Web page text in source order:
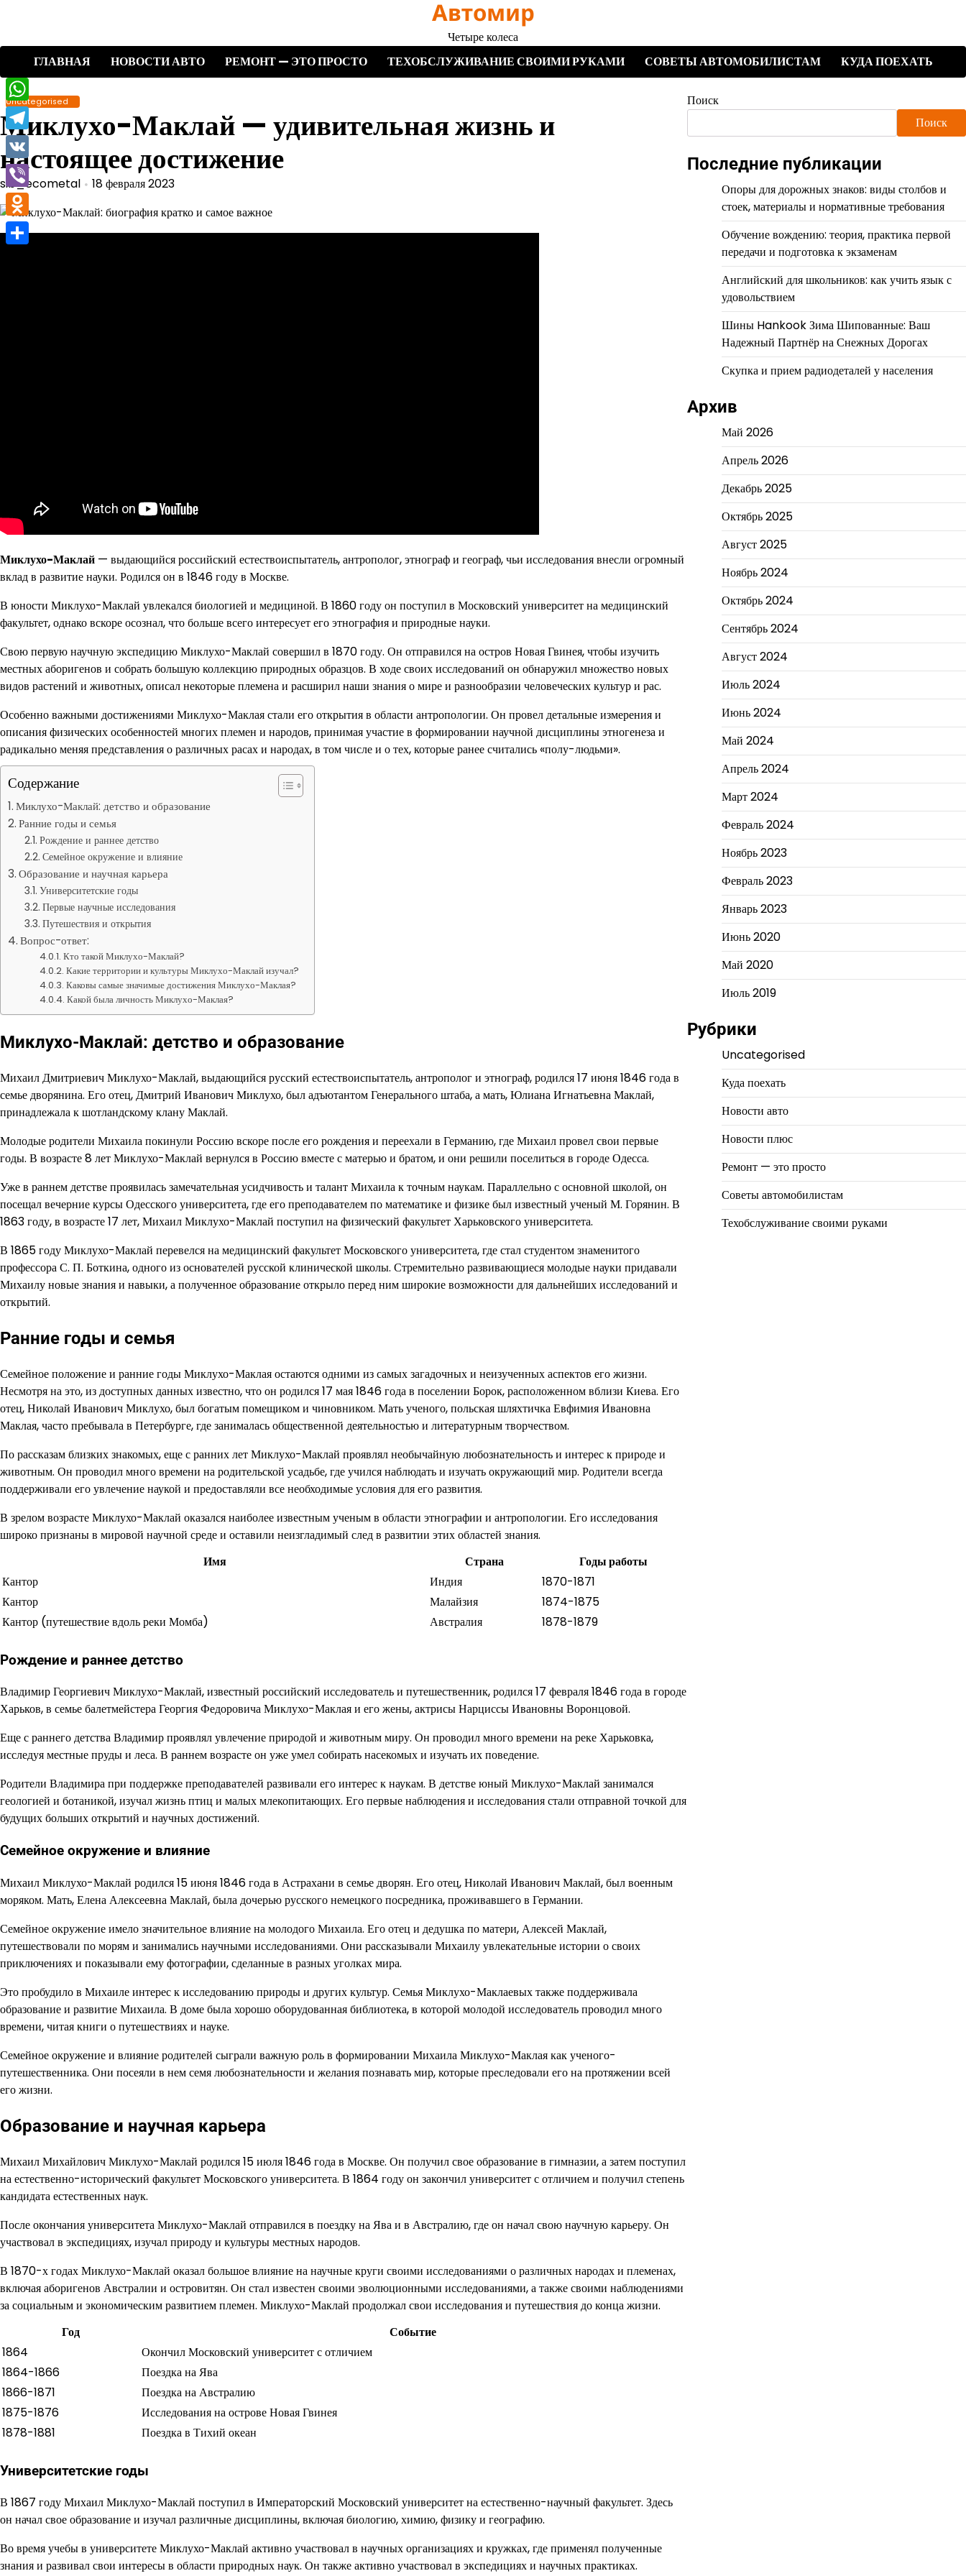
содержимому
Автомир
Четыре колеса
ГЛАВНАЯ
НОВОСТИ АВТО РЕМОНТ — ЭТО ПРОСТО ТЕХОБСЛУЖИВАНИЕ СВОИМИ РУКАМИ СОВЕТЫ АВТОМОБИЛИСТАМ КУДА ПОЕХАТЬ
Uncategorised
Миклухо-Маклай — удивительная жизнь и
настоящее достижение
sib_ecometal 18 февраля 2023
Миклухо-Маклай — выдающийся российский естествоиспытатель, антрополог, этнограф и географ, чьи исследования внесли огромный
вклад в развитие науки. Родился он в 1846 году в Москве.
В юности Миклухо-Маклай увлекался биологией и медициной. В 1860 году он поступил в Московский университет на медицинский
факультет, однако вскоре осознал, что больше всего интересует его этнография и природные науки.
Свою первую научную экспедицию Миклухо-Маклай совершил в 1870 году. Он отправился на остров Новая Гвинея, чтобы изучить
местных аборигенов и собрать большую коллекцию природных образцов. В ходе своих исследований он обнаружил множество новых
видов растений и животных, описал некоторые племена и расширил наши знания о мире и разнообразии человеческих культур и рас.
Особенно важными достижениями Миклухо-Маклая стали его открытия в области антропологии. Он провел детальные измерения и
описания физических особенностей многих племен и народов, принимая участие в формировании научной дисциплины этногенеза и
радикально меняя представления о различных расах и народах, в том числе и о тех, которые ранее считались «полу-людьми».
Содержание
Миклухо-Маклай: детство и образование
Ранние годы и семья
Рождение и раннее детство
Семейное окружение и влияние
Образование и научная карьера
Университетские годы
Первые научные исследования
Путешествия и открытия
Вопрос-ответ:
Кто такой Миклухо-Маклай?
Какие территории и культуры Миклухо-Маклай изучал?
Каковы самые значимые достижения Миклухо-Маклая?
Какой была личность Миклухо-Маклая?
Миклухо-Маклай: детство и образование
Михаил Дмитриевич Миклухо-Маклай, выдающийся русский естествоиспытатель, антрополог и этнограф, родился 17 июня 1846 года в
семье дворянина. Его отец, Дмитрий Иванович Миклухо, был адъютантом Генерального штаба, а мать, Юлиана Игнатьевна Маклай,
принадлежала к шотландскому клану Маклай.
Молодые родители Михаила покинули Россию вскоре после его рождения и переехали в Германию, где Михаил провел свои первые
годы. В возрасте 8 лет Миклухо-Маклай вернулся в Россию вместе с матерью и братом, и они решили поселиться в городе Одесса.
Уже в раннем детстве проявилась замечательная усидчивость и талант Михаила к точным наукам. Параллельно с основной школой, он
посещал вечерние курсы Одесского университета, где его преподавателем по математике и физике был известный ученый М. Горянин. В
1863 году, в возрасте 17 лет, Михаил Миклухо-Маклай поступил на физический факультет Харьковского университета.
В 1865 году Миклухо-Маклай перевелся на медицинский факультет Московского университета, где стал студентом знаменитого
профессора С. П. Боткина, одного из основателей русской клинической школы. Стремительно развивающиеся молодые науки придавали
Михаилу новые знания и навыки, а полученное образование открыло перед ним широкие возможности для дальнейших исследований и
открытий.
Ранние годы и семья
Семейное положение и ранние годы Миклухо-Маклая остаются одними из самых загадочных и неизученных аспектов его жизни.
Несмотря на это, из доступных данных известно, что он родился 17 мая 1846 года в поселении Борок, расположенном вблизи Киева. Его
отец, Николай Иванович Миклухо, был богатым помещиком и чиновником. Мать ученого, польская шляхтичка Евфимия Ивановна
Маклая, часто пребывала в Петербурге, где занималась общественной деятельностью и литературным творчеством.
По рассказам близких знакомых, еще с ранних лет Миклухо-Маклай проявлял необычайную любознательность и интерес к природе и
животным. Он проводил много времени на родительской усадьбе, где учился наблюдать и изучать окружающий мир. Родители всегда
поддерживали его увлечение наукой и предоставляли все необходимые условия для его развития.
В зрелом возрасте Миклухо-Маклай оказался наиболее известным ученым в области этнографии и антропологии. Его исследования
широко признаны в мировой научной среде и оставили неизгладимый след в развитии этих областей знания.
Имя
Страна
Годы работы
Кантор
Индия
1870-1871
Кантор
Малайзия
1874-1875
Кантор (путешествие вдоль реки Момба)
Австралия 1878-1879
Рождение и раннее детство
Владимир Георгиевич Миклухо-Маклай, известный российский исследователь и путешественник, родился 17 февраля 1846 года в городе
Харьков, в семье балетмейстера Георгия Федоровича Миклухо-Маклая и его жены, актрисы Нарциссы Ивановны Воронцовой.
Еще с раннего детства Владимир проявлял увлечение природой и животным миру. Он проводил много времени на реке Харьковка,
исследуя местные пруды и леса. В раннем возрасте он уже умел собирать насекомых и изучать их поведение.
Родители Владимира при поддержке преподавателей развивали его интерес к наукам. В детстве юный Миклухо-Маклай занимался
геологией и ботаникой, изучал жизнь птиц и малых млекопитающих. Его первые наблюдения и исследования стали отправной точкой для
будущих больших открытий и научных достижений.
Семейное окружение и влияние
Михаил Миклухо-Маклай родился 15 июня 1846 года в Астрахани в семье дворян. Его отец, Николай Иванович Маклай, был военным
моряком. Мать, Елена Алексеевна Маклай, была дочерью русского немецкого посредника, проживавшего в Германии.
Семейное окружение имело значительное влияние на молодого Михаила. Его отец и дедушка по матери, Алексей Маклай,
путешествовали по морям и занимались научными исследованиями. Они рассказывали Михаилу увлекательные истории о своих
приключениях и показывали ему фотографии, сделанные в разных уголках мира.
Это пробудило в Михаиле интерес к исследованию природы и других культур. Семья Миклухо-Маклаевых также поддерживала
образование и развитие Михаила. В доме была хорошо оборудованная библиотека, в которой молодой исследователь проводил много
времени, читая книги о путешествиях и науке.
Семейное окружение и влияние родителей сыграли важную роль в формировании Михаила Миклухо-Маклая как ученого-
путешественника. Они посеяли в нем семя любознательности и желания познавать мир, которые преследовали его на протяжении всей
его жизни.
Образование и научная карьера
Михаил Михайлович Миклухо-Маклай родился 15 июля 1846 года в Москве. Он получил свое образование в гимназии, а затем поступил
на естественно-исторический факультет Московского университета. В 1864 году он закончил университет с отличием и получил степень
кандидата естественных наук.
После окончания университета Миклухо-Маклай отправился в поездку на Ява и в Австралию, где он начал свою научную карьеру. Он
участвовал в экспедициях, изучал природу и культуры местных народов.
В 1870-х годах Миклухо-Маклай оказал большое влияние на научные круги своими исследованиями о различных народах и племенах,
включая аборигенов Австралии и островитян. Он стал известен своими эволюционными исследованиями, а также своими наблюдениями
за социальным и экономическим развитием племен. Миклухо-Маклай продолжал свои исследования и путешествия до конца жизни.
Год
Событие
1864
Окончил Московский университет с отличием
1864-1866
Поездка на Ява
1866-1871
Поездка на Австралию
1875-1876
Исследования на острове Новая Гвинея
1878-1881
Поездка в Тихий океан
Университетские годы
В 1867 году Михаил Миклухо-Маклай поступил в Императорский Московский университет на естественно-научный факультет. Здесь
он начал свое образование и изучал различные дисциплины, включая биологию, химию, физику и географию.
Во время учебы в университете Миклухо-Маклай активно участвовал в научных организациях и кружках, где применял полученные
знания и развивал свои интересы в области природных наук. Он также активно участвовал в экспедициях и научных практиках.
Поиск
Поиск
Последние публикации
Опоры для дорожных знаков: виды столбов и
стоек, материалы и нормативные требования
Обучение вождению: теория, практика первой
передачи и подготовка к экзаменам
Английский для школьников: как учить язык с
удовольствием
Шины Hankook Зима Шипованные: Ваш
Надежный Партнёр на Снежных Дорогах
Скупка и прием радиодеталей у населения
Архив
Май 2026
Апрель 2026
Декабрь 2025
Октябрь 2025
Август 2025
Ноябрь 2024
Октябрь 2024
Сентябрь 2024
Август 2024
Июль 2024
Июнь 2024
Май 2024
Апрель 2024
Март 2024
Февраль 2024
Ноябрь 2023
Февраль 2023
Январь 2023
Июнь 2020
Май 2020
Июль 2019
Рубрики
Uncategorised
Куда поехать
Новости авто
Новости плюс
Ремонт — это просто
Советы автомобилистам
Техобслуживание своими руками
WhatsApp
Telegram
VK
Viber
Odnoklassniki